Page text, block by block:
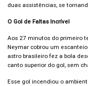
duas assistências, se
O Gol de Faltas Incrível
Aos 27 minutos do primeiro
Neymar cobrou um
astro brasileiro fez a bola
canto superior do gol, sem
Esse gol incendiou o